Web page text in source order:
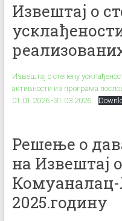
Извештај о
Извештај о степену
активности из програма
01.01.2026.-31.03.2026.
Решење о
на Извештај
2025.годину